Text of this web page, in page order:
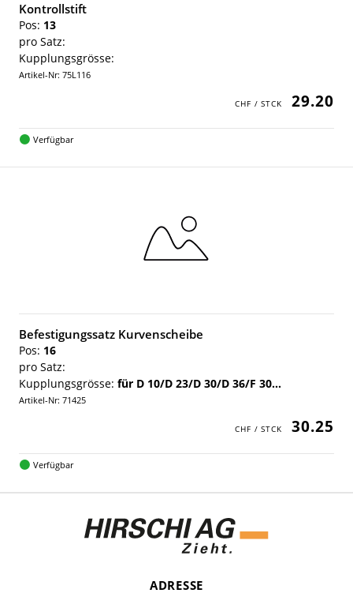
Kontrollstift
Pos: 13
pro Satz:
Kupplungsgrösse:
Artikel-Nr: 75L116
29.20
Verfügbar
Befestigungssatz Kurvenscheibe
Pos: 16
pro Satz:
Kupplungsgrösse: für D 10/D 23/D 30/D 36/F 30...
Artikel-Nr: 71425
30.25
Verfügbar
ADRESSE